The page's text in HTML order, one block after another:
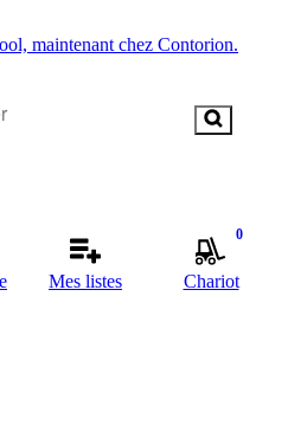
maintenant chez Contorion.
Mes listes
0
Chariot